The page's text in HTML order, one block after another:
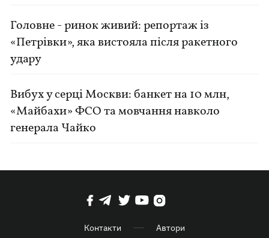
Головне - ринок живий: репортаж із
«Петрівки», яка вистояла після ракетного
удару
Вибух у серці Москви: банкет на 10 млн,
«Майбахи» ФСО та мовчання навколо
генерала Чайко
Контакти Автори